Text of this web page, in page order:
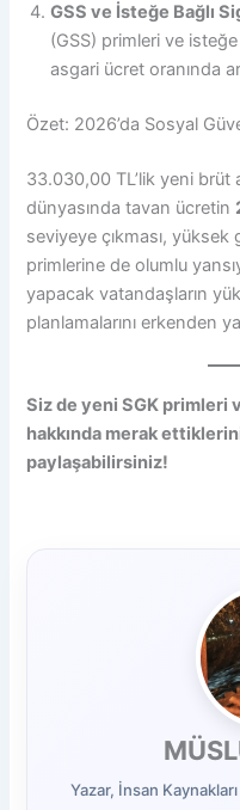
GSS ve İsteğe Bağlı
(GSS) primleri ve
asgari ücret oranında
Özet: 2026’da Sosyal
33.030,00 TL’lik yeni brüt
dünyasında tavan ücretin
seviyeye çıkması, yüksek
primlerine de olumlu
yapacak vatandaşların
planlamalarını erkenden
Siz de yeni SGK primleri
hakkında merak
paylaşabilirsiniz!
Yazar, İnsan